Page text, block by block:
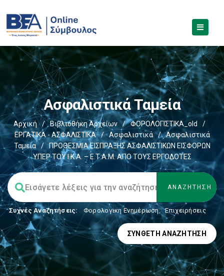
Ασφαλιστικά Ταμεία
Αρχική / Βιβλιοθήκη Αρχείων / ΦΟΡΟΛΟΓΙΣΤΙΚΑ_old
/
ΕΡΓΑΤΙΚΑ - ΑΣΦΑΛΙΣΤΙΚΑ
/ Ασφαλιστικά /
Ασφαλιστικά
Ταμεία
/
ΠΡΟΘΕΣΜΙΑ ΕΙΣΠΡΑΞΗΣ ΑΣΦΑΛΙΣΤΙΚΩΝ ΕΙΣΦΟΡΩΝ
ΥΠΕΡ ΤΟΥ Ι.Κ.Α. – Ε.Τ.Α.Μ. ΑΠΟ ΤΟΥΣ ΕΡΓΟΔΟΤΕΣ
Συχνές Αναζητήσεις: Φορολογικη Ενημέρωση, Επιχειρήσεις
ΣΎΝΘΕΤΗ ΑΝΑΖΉΤΗΣΗ